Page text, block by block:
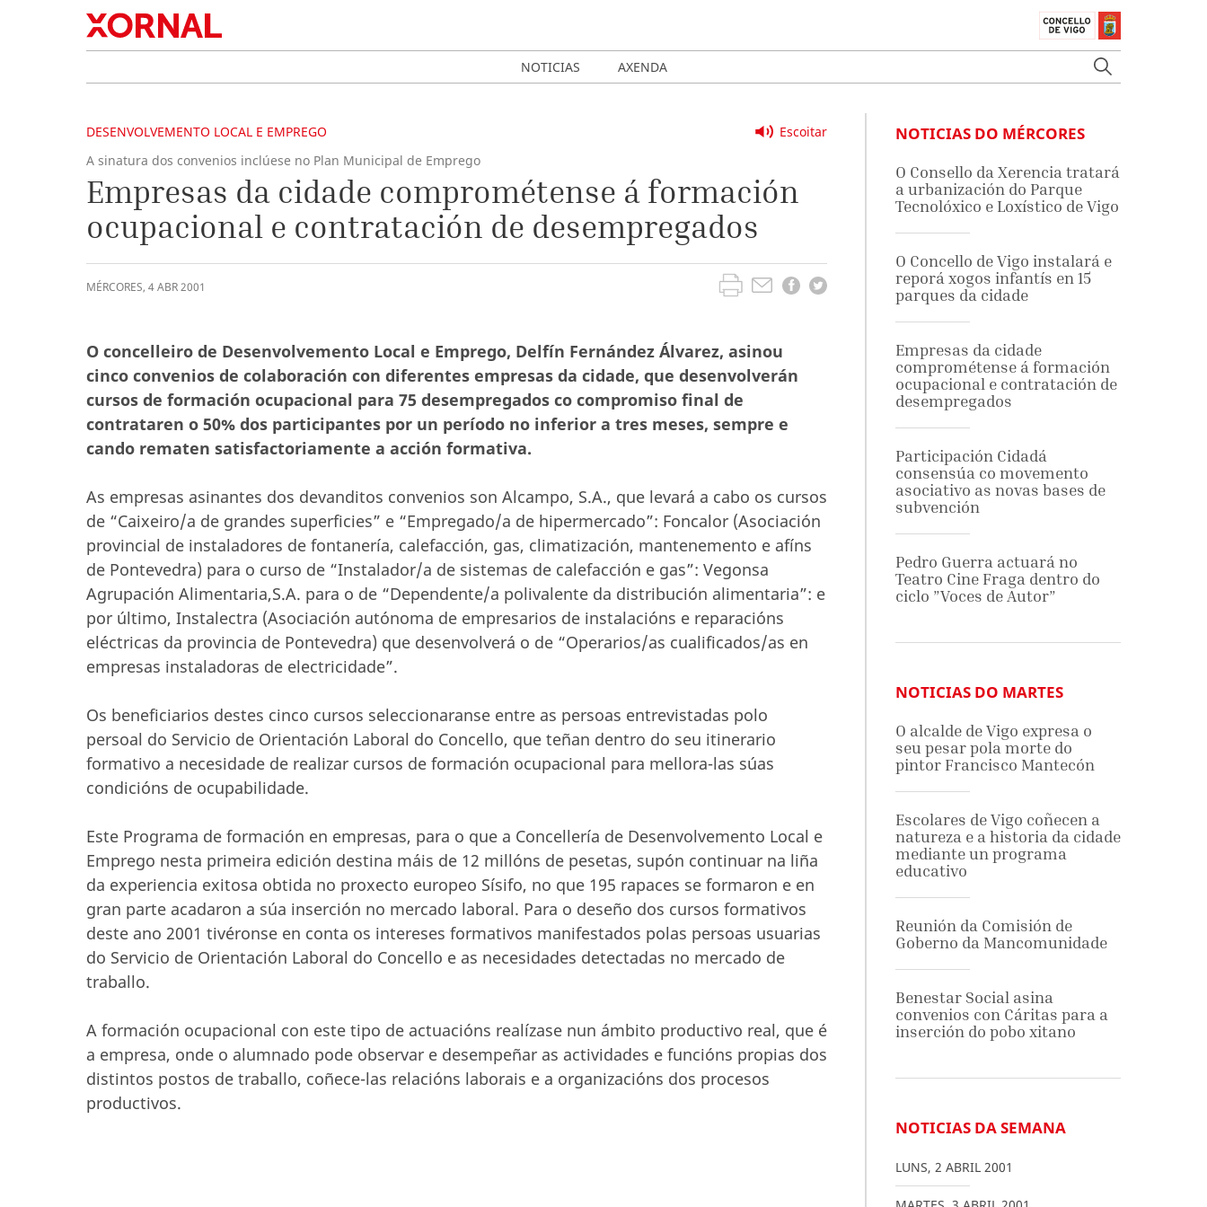
NOTICIAS AXENDA
Escoitar
DESENVOLVEMENTO LOCAL E EMPREGO
A sinatura dos convenios inclúese no Plan Municipal de Emprego
Empresas da cidade comprométense á formación
ocupacional e contratación de desempregados
MÉRCORES, 4ABR2001
O concelleiro de Desenvolvemento Local e Emprego, Delfín Fernández Álvarez, asinou
cinco convenios de colaboración con diferentes empresas da cidade, que desenvolverán
cursos de formación ocupacional para 75 desempregados co compromiso final de
contrataren o 50% dos participantes por un período no inferior a tres meses, sempre e
cando rematen satisfactoriamente a acción formativa.
As empresas asinantes dos devanditos convenios son Alcampo, S.A., que levará a cabo os cursos
de “Caixeiro/a de grandes superficies” e “Empregado/a de hipermercado”: Foncalor (Asociación
provincial de instaladores de fontanería, calefacción, gas, climatización, mantenemento e afíns
de Pontevedra) para o curso de “Instalador/a de sistemas de calefacción e gas”: Vegonsa
Agrupación Alimentaria,S.A. para o de “Dependente/a polivalente da distribución alimentaria”: e
por último, Instalectra (Asociación autónoma de empresarios de instalacións e reparacións
eléctricas da provincia de Pontevedra) que desenvolverá o de “Operarios/as cualificados/as en
empresas instaladoras de electricidade”.
Os beneficiarios destes cinco cursos seleccionaranse entre as persoas entrevistadas polo
persoal do Servicio de Orientación Laboral do Concello, que teñan dentro do seu itinerario
formativo a necesidade de realizar cursos de formación ocupacional para mellora-las súas
condicións de ocupabilidade.
Este Programa de formación en empresas, para o que a Concellería de Desenvolvemento Local e
Emprego nesta primeira edición destina máis de 12 millóns de pesetas, supón continuar na liña
da experiencia exitosa obtida no proxecto europeo Sísifo, no que 195 rapaces se formaron e en
gran parte acadaron a súa inserción no mercado laboral. Para o deseño dos cursos formativos
deste ano 2001 tivéronse en conta os intereses formativos manifestados polas persoas usuarias
do Servicio de Orientación Laboral do Concello e as necesidades detectadas no mercado de
traballo.
A formación ocupacional con este tipo de actuacións realízase nun ámbito productivo real, que é
a empresa, onde o alumnado pode observar e desempeñar as actividades e funcións propias dos
distintos postos de traballo, coñece-las relacións laborais e a organizacións dos procesos
productivos.
NOTICIAS DO MÉRCORES
O Consello da Xerencia tratará
a urbanización do Parque
Tecnolóxico e Loxístico de Vigo
O Concello de Vigo instalará e
reporá xogos infantís en 15
parques da cidade
Empresas da cidade
comprométense á formación
ocupacional e contratación de
desempregados
Participación Cidadá
consensúa co movemento
asociativo as novas bases de
subvención
Pedro Guerra actuará no
Teatro Cine Fraga dentro do
ciclo ”Voces de Autor”
NOTICIAS DO MARTES
O alcalde de Vigo expresa o
seu pesar pola morte do
pintor Francisco Mantecón
Escolares de Vigo coñecen a
natureza e a historia da cidade
mediante un programa
educativo
Reunión da Comisión de
Goberno da Mancomunidade
Benestar Social asina
convenios con Cáritas para a
inserción do pobo xitano
NOTICIAS DA SEMANA
LUNS, 2 ABRIL 2001